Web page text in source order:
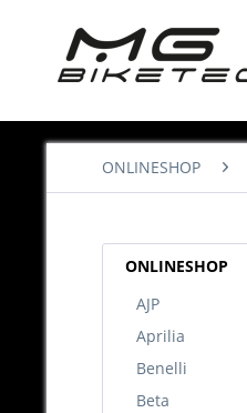
ONLINESHOP
ONLINESHOP
AJP
Aprilia
Benelli
Beta